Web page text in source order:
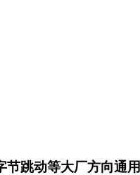
节跳动等大厂方向通